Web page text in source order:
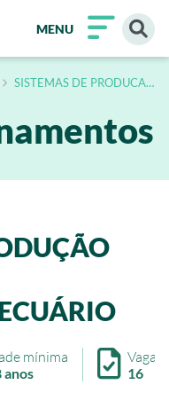
MENU
SISTEMAS DE PRODUCAO
mínima
anos
Vagas
16